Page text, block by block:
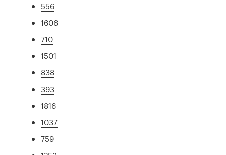
556
1606
710
1501
838
393
1816
1037
759